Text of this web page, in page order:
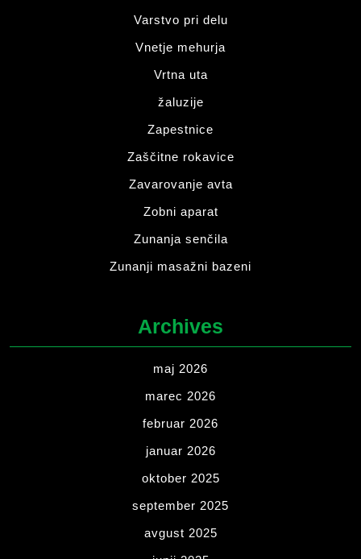
Varstvo pri delu
Vnetje mehurja
Vrtna uta
žaluzije
Zapestnice
Zaščitne rokavice
Zavarovanje avta
Zobni aparat
Zunanja senčila
Zunanji masažni bazeni
Archives
maj 2026
marec 2026
februar 2026
januar 2026
oktober 2025
september 2025
avgust 2025